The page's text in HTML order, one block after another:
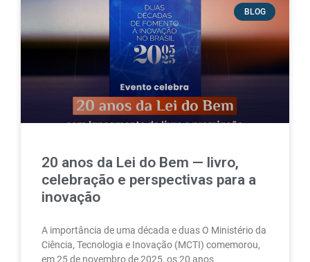
BLOG
20 anos da Lei do Bem — livro,
celebração e perspectivas para a
inovação
A importância de uma década e duas O Ministério da
Ciência, Tecnologia e Inovação (MCTI) comemorou,
em 25 de novembro de 2025, os 20 anos